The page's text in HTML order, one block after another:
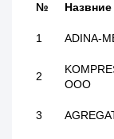
№ Назвние
1 ADINA-
2
ООО
3